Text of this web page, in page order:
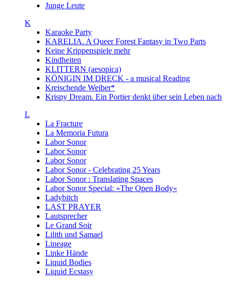
Junge Leute
K
Karaoke Party
KARELIA. A Queer Forest Fantasy in Two Parts
Keine Krippenspiele mehr
Kindheiten
KLITTERN (aesopica)
KÖNIGIN IM DRECK - a musical Reading
Kreischende Weiber*
Krispy Dream. Ein Portier denkt über sein Leben nach
L
La Fracture
La Memoria Futura
Labor Sonor
Labor Sonor
Labor Sonor
Labor Sonor - Celebrating 25 Years
Labor Sonor : Translating Spaces
Labor Sonor Special: »The Open Body«
Ladybitch
LAST PRAYER
Lautsprecher
Le Grand Soir
Lilith und Samael
Lineage
Linke Hände
Liquid Bodies
Liquid Ecstasy